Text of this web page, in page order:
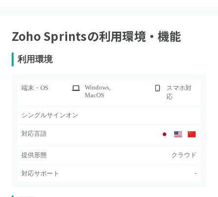
Zoho Sprintsの利用環境・機能
利用環境
端末・OS Windows,
MacOS
スマホ対
応
シングルサインオン
対応言語
提供形態 クラウド
対応サポート -